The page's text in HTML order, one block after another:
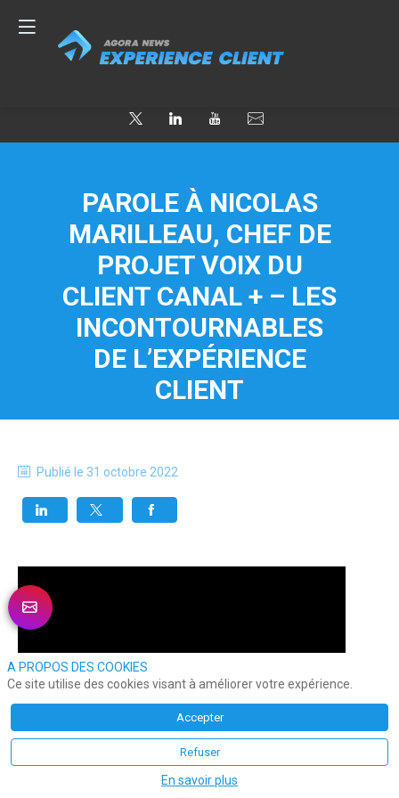
PAROLE À NICOLAS
MARILLEAU, CHEF DE
PROJET VOIX DU
CLIENT CANAL + – LES
INCONTOURNABLES
DE L’EXPÉRIENCE
CLIENT
Publié le 31 octobre 2022
A PROPOS DES COOKIES
Ce site utilise des cookies visant à améliorer votre expérience.
Accepter
Refuser
En savoir plus